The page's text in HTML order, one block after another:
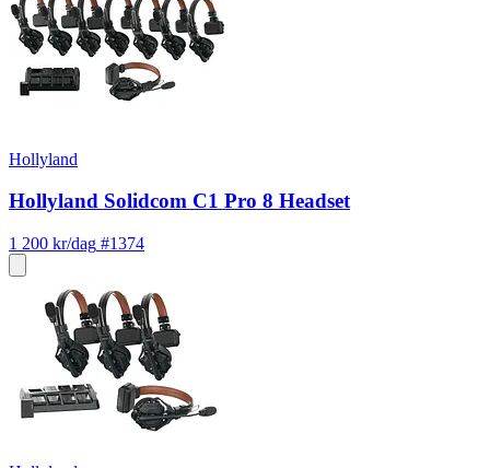
Hollyland
Hollyland Solidcom C1 Pro 8 Headset
1 200 kr/dag #1374